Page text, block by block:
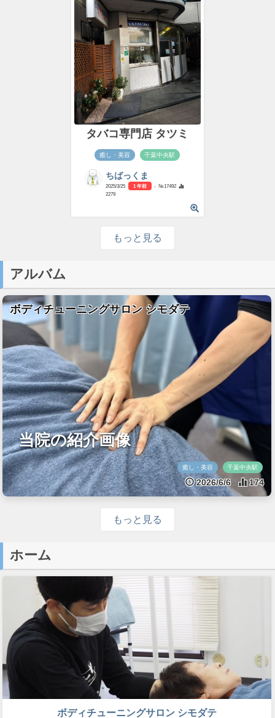
タバコ専門店 タツミ
癒し・美容 千葉中央駅
ちばっくま
2025/3/25 1 年前
- №17492
2279
もっと見る
アルバム
ボディチューニングサロン シモダテ
当院の紹介画像
癒し・美容 千葉中央駅
2026/6/6 174
もっと見る
ホーム
ボディチューニングサロン シモダテ